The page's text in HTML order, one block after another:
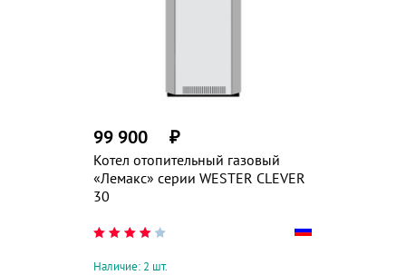
Котел отопительный газовый
«Лемакс» серии WESTER CLEVER
30
99 900 ₽
Наличие: 2 шт.